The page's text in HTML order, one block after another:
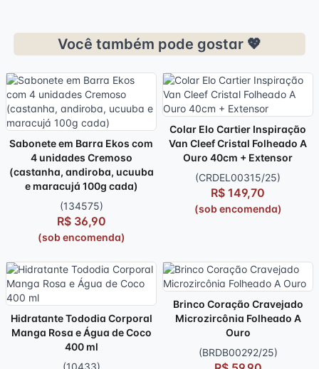
Você também pode gostar 💖
Sabonete em Barra Ekos com
4 unidades Cremoso
(castanha, andiroba, ucuuba
e maracujá 100g cada)
(134575)
R$ 36,90
(sob encomenda)
Colar Elo Cartier Inspiração
Van Cleef Cristal Folheado A
Ouro 40cm + Extensor
(CRDEL00315/25)
R$ 149,70
(sob encomenda)
Hidratante Tododia Corporal
Manga Rosa e Água de Coco
400 ml
(10433)
Brinco Coração Cravejado
Microzircônia Folheado A
Ouro
(BRDB00292/25)